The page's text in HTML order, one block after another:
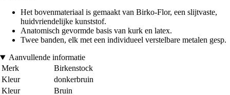
Het bovenmateriaal is gemaakt van Birko-Flor, een slijtvaste,
huidvriendelijke kunststof.
Anatomisch gevormde basis van kurk en latex.
Twee banden, elk met een individueel verstelbare metalen gesp.
Aanvullende informatie
Merk
Birkenstock
Kleur
donkerbruin
Kleur
Bruin